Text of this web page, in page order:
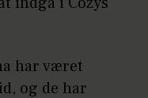
har været
og de har